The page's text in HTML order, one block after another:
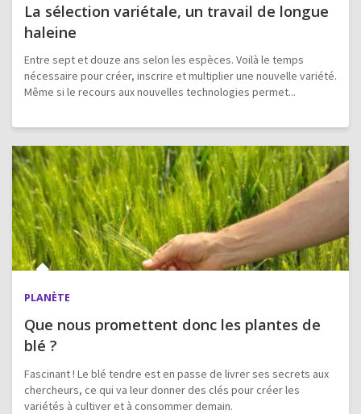
La sélection variétale, un travail de longue
haleine
Entre sept et douze ans selon les espèces. Voilà le temps
nécessaire pour créer, inscrire et multiplier une nouvelle variété.
Même si le recours aux nouvelles technologies permet...
PLANÈTE
Que nous promettent donc les plantes de
blé ?
Fascinant ! Le blé tendre est en passe de livrer ses secrets aux
chercheurs, ce qui va leur donner des clés pour créer les
variétés à cultiver et à consommer demain.